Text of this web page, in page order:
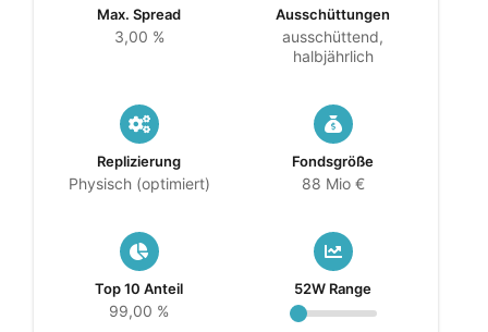
Max. Spread
3,00 %
Ausschüttungen
ausschüttend,
halbjährlich
Replizierung
Physisch (optimiert)
Fondsgröße
88 Mio €
Top 10 Anteil
99,00 %
52W Range